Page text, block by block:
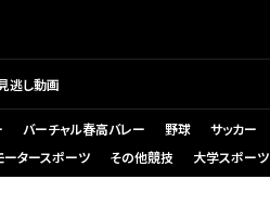
見逃し動画
バーチャル春高バレー 野球 サッカー
ータースポーツ その他競技 大学スポーツ